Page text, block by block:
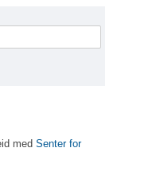
med Senter for